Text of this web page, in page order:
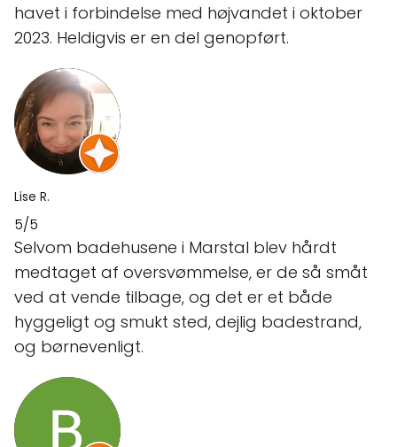
havet i forbindelse med højvandet i oktober
2023. Heldigvis er en del genopført.
Lise R.
5/5
Selvom badehusene i Marstal blev hårdt
medtaget af oversvømmelse, er de så småt
ved at vende tilbage, og det er et både
hyggeligt og smukt sted, dejlig badestrand,
og børnevenligt.